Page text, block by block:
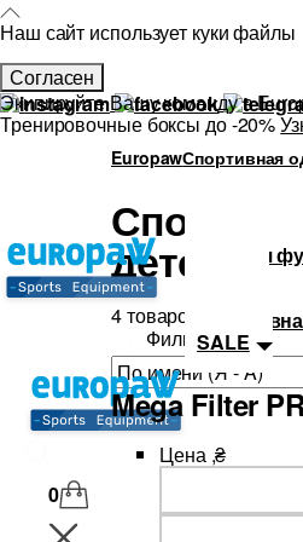
Детская
SALE
0
Наш сайт использует куки файлы
Согласен
Экипируйте Вашу команду в
Тренировочные боксы до -20%
EuropawСпортивная
детей и
4 товаров
Фильтр
Mega Filter
Цена ,₴